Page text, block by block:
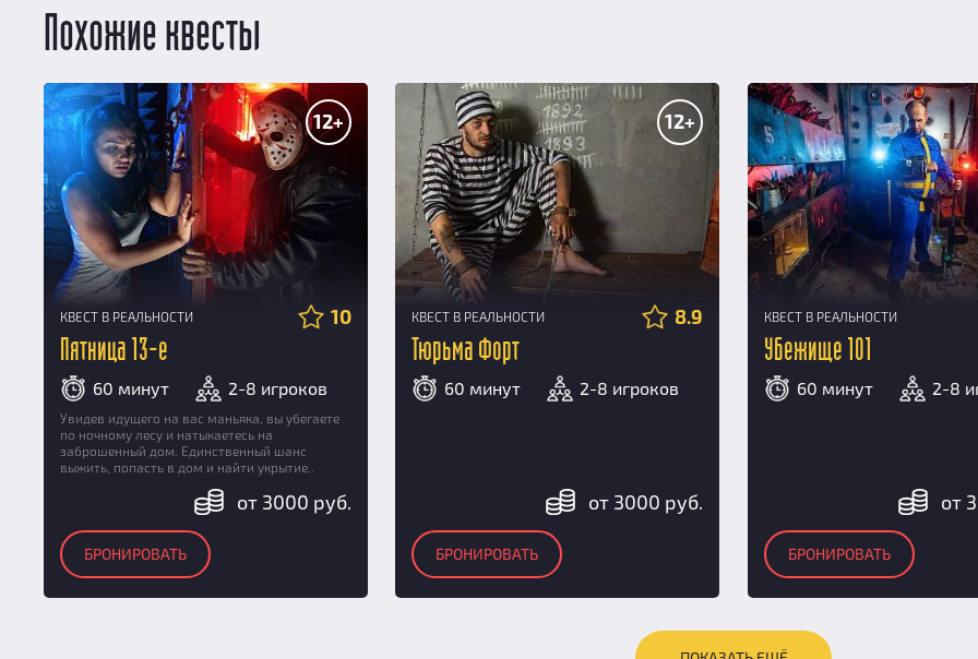
Похожие квесты
12+
КВЕСТ В РЕАЛЬНОСТИ 10
Пятница 13-е
60 минут 2-8 игроков
Увидев идущего на вас маньяка, вы убегаете
по ночному лесу и натыкаетесь на
заброшенный дом. Единственный шанс
выжить, попасть в дом и найти укрытие..
от 3000 руб.
БРОНИРОВАТЬ
12+
КВЕСТ В РЕАЛЬНОСТИ 8.9
Тюрьма Форт
60 минут 2-8 игроков
от 3000 руб.
БРОНИРОВАТЬ
КВЕСТ В РЕАЛЬНОСТИ
Убежище 101
60 минут 2-8
от
БРОНИРОВАТЬ